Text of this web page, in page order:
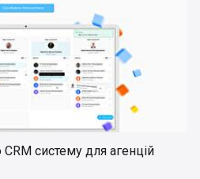
систему для агенцій